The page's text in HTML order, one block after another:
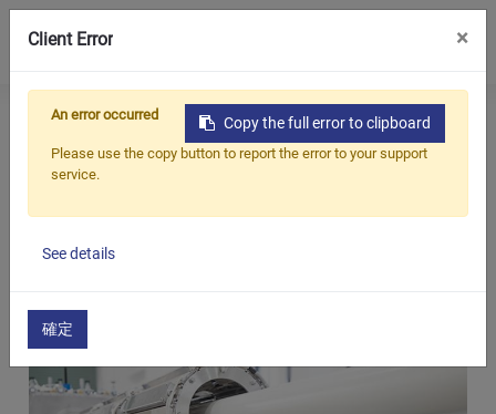
Aplicaciones
Sobre nosotros
Contáctenos
Inicio Video
VIDEO
Línea de extrusión de tubos de
Client Error ×
Copy the full error to clipboard
An error occurred
Please use the copy button to report the error to your support
service.
See details
確定